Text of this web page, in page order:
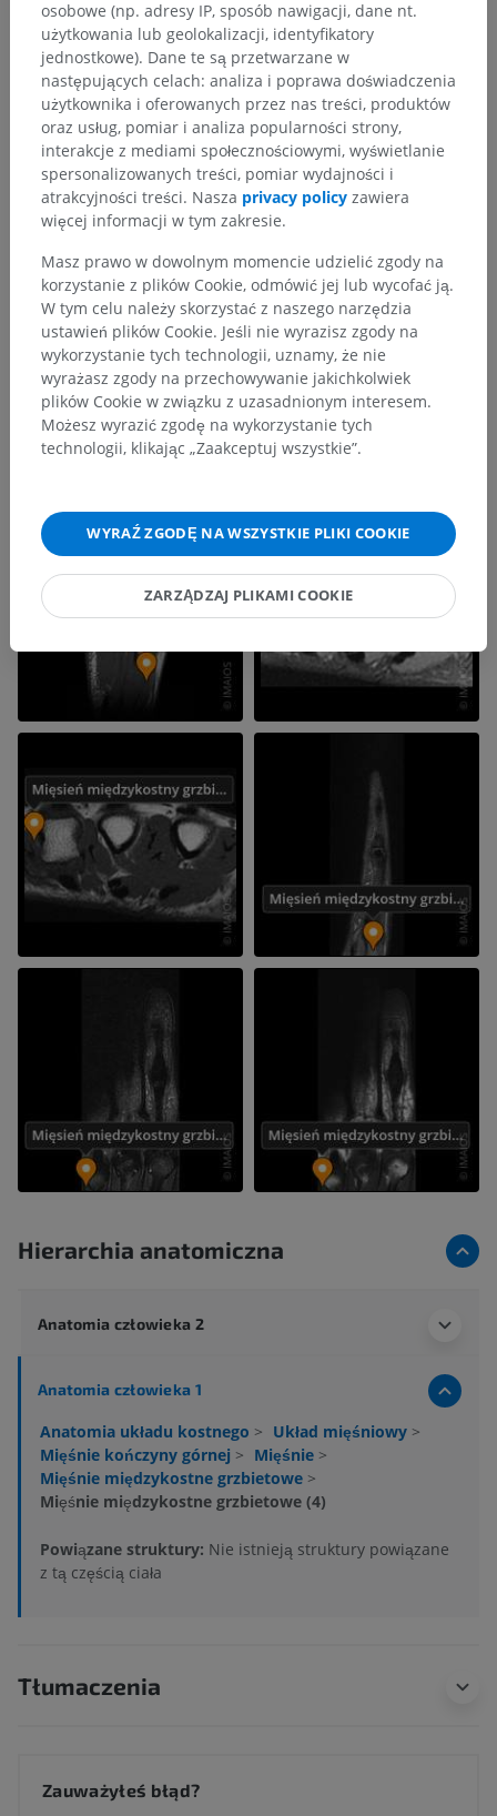
Hierarchia anatomiczna
Anatomia człowieka 2
Anatomia człowieka 1
Anatomia układu kostnego > Układ mięśniowy >
Mięśnie kończyny górnej > Mięśnie >
Mięśnie międzykostne grzbietowe >
Mięśnie międzykostne grzbietowe (4)
Powiązane struktury: Nie istnieją struktury powiązane
z tą częścią ciała
Tłumaczenia
Zauważyłeś błąd?
osobowe (np. adresy IP, sposób nawigacji, dane nt.
użytkowania lub geolokalizacji, identyfikatory
jednostkowe). Dane te są przetwarzane w
następujących celach: analiza i poprawa doświadczenia
użytkownika i oferowanych przez nas treści, produktów
oraz usług, pomiar i analiza popularności strony,
interakcje z mediami społecznościowymi, wyświetlanie
spersonalizowanych treści, pomiar wydajności i
atrakcyjności treści. Nasza privacy policy zawiera
więcej informacji w tym zakresie.
Masz prawo w dowolnym momencie udzielić zgody na
korzystanie z plików Cookie, odmówić jej lub wycofać ją.
W tym celu należy skorzystać z naszego narzędzia
ustawień plików Cookie. Jeśli nie wyrazisz zgody na
wykorzystanie tych technologii, uznamy, że nie
wyrażasz zgody na przechowywanie jakichkolwiek
plików Cookie w związku z uzasadnionym interesem.
Możesz wyrazić zgodę na wykorzystanie tych
technologii, klikając „Zaakceptuj wszystkie”.
WYRAŹ ZGODĘ NA WSZYSTKIE PLIKI COOKIE
ZARZĄDZAJ PLIKAMI COOKIE